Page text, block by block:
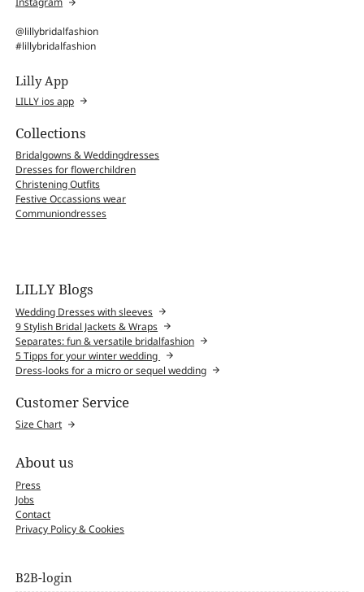
@lillybridalfashion
#lillybridalfashion
Lilly App
LILLY ios app
Collections
Bridalgowns & Weddingdresses
Dresses for flowerchildren
Christening Outfits
Festive Occassions wear
Communiondresses
LILLY Blogs
Wedding Dresses with sleeves
9 Stylish Bridal Jackets & Wraps
Separates: fun & versatile bridalfashion
5 Tipps for your winter wedding
Dress-looks for a micro or sequel wedding
Customer Service
Size Chart
About us
Press
Jobs
Contact
Privacy Policy & Cookies
B2B-login